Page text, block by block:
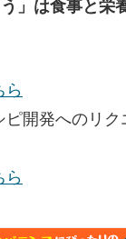
う」は食事と栄
ら
ピ開発へのリ
ら